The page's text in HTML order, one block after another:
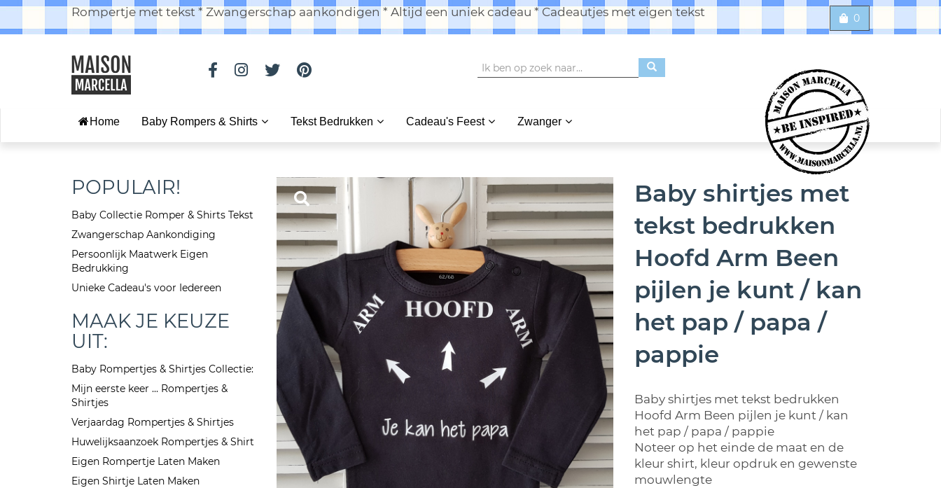
Rompertje met tekst * Zwangerschap aankondigen * Altijd een uniek cadeau * Cadeautjes met eigen tekst 0
Home Baby Rompers & Shirts Tekst Bedrukken Cadeau's Feest Zwanger
Baby shirtjes met
tekst bedrukken
Hoofd Arm Been
pijlen je kunt / kan
het pap / papa /
pappie
Baby shirtjes met tekst bedrukken
Hoofd Arm Been pijlen je kunt / kan
het pap / papa / pappie
Noteer op het einde de maat en de
kleur shirt, kleur opdruk en gewenste
mouwlengte
POPULAIR!
Baby Collectie Romper & Shirts Tekst
Zwangerschap Aankondiging
Persoonlijk Maatwerk Eigen
Bedrukking
Unieke Cadeau's voor Iedereen
MAAK JE KEUZE
UIT:
Baby Rompertjes & Shirtjes Collectie:
Mijn eerste keer ... Rompertjes &
Shirtjes
Verjaardag Rompertjes & Shirtjes
Huwelijksaanzoek Rompertjes & Shirt
Eigen Rompertje Laten Maken
Eigen Shirtje Laten Maken